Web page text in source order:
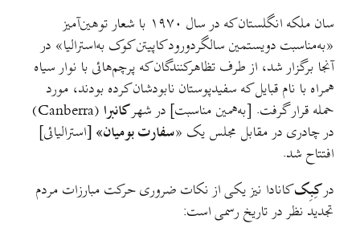
سان ملکه انگلستان که در سال ۱۹۷۰ با شعار توهین‌آمیز
«به‌مناسبت دویستمین سالگردورود کاپیتن کوک به‌استرالیا» در
آنجا برگزار شد، از طرف تظاهرکنندگان که پرچم‌هائی با نوار سیاه
همراه با نام قبایل که سفیدپوستان نابودشان کرده بودند، مورد
حمله قرار گرفت. [به‌همین مناسبت] در شهرکانبرا
(Canberra)
در چادری در مقابل مجلس یک «سفارت بومیان» [استرالیائی]
افتتاح شد.
درکِبِککانادا نیز یکی از نکات ضروری حرکت مبارزات مردم
تجدید نظر در تاریخ رسمی است: